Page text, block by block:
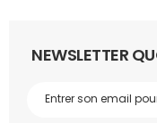
NEWSLETTER